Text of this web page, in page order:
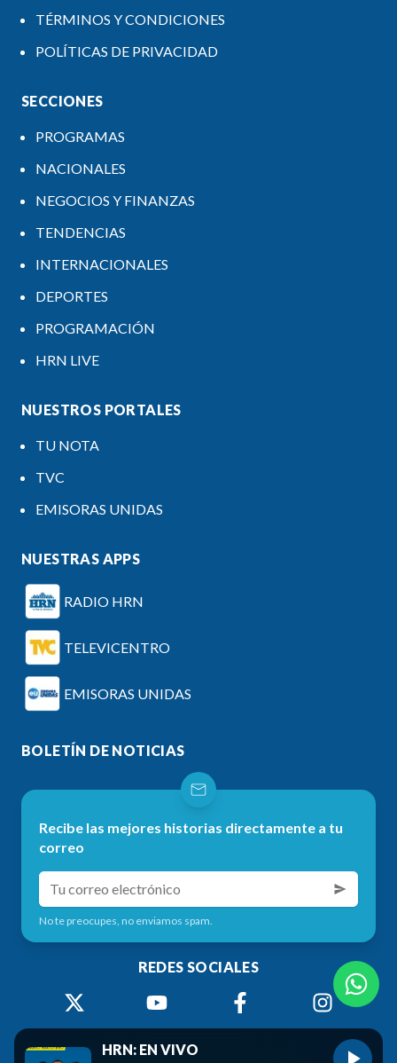
TÉRMINOS Y CONDICIONES
POLÍTICAS DE PRIVACIDAD
SECCIONES
PROGRAMAS
NACIONALES
NEGOCIOS Y FINANZAS
TENDENCIAS
INTERNACIONALES
DEPORTES
PROGRAMACIÓN
HRN LIVE
NUESTROS PORTALES
TU NOTA
TVC
EMISORAS UNIDAS
NUESTRAS APPS
RADIO HRN
TELEVICENTRO
EMISORAS UNIDAS
BOLETÍN DE NOTICIAS
Recibe las mejores historias directamente a tu
correo
No te preocupes, no enviamos spam.
REDES SOCIALES
HRN: EN VIVO